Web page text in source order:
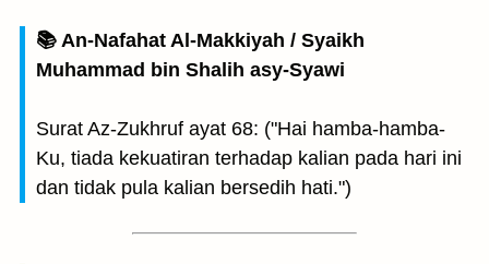
📚 An-Nafahat Al-Makkiyah / Syaikh
Muhammad bin Shalih asy-Syawi
Surat Az-Zukhruf ayat 68: ("Hai hamba-hamba-
Ku, tiada kekuatiran terhadap kalian pada hari ini
dan tidak pula kalian bersedih hati.")